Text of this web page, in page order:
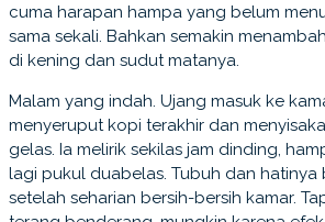
cuma harapan hampa yang belum
sama sekali. Bahkan semakin
di kening dan sudut matanya.
Malam yang indah. Ujang masuk ke
menyeruput kopi terakhir dan
gelas. Ia melirik sekilas jam dinding,
lagi pukul duabelas. Tubuh dan hatinya
setelah seharian bersih-bersih kamar.